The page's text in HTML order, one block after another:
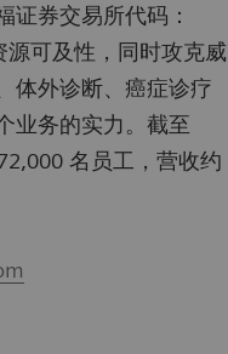
证券交易所代码：
源可及性，同时攻克威
体外诊断、癌症诊疗
业务的实力。截至
名员工，营收约